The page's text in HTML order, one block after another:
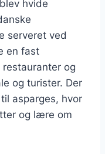
hvide
serveret ved
en fast
og
og turister. Der
asparges, hvor
og lære om